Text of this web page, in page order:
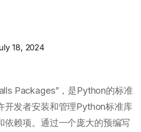
18, 2024
Packages”，是Python的标准
开发者安装和管理Python标准库
依赖项。通过一个庞大的预编写